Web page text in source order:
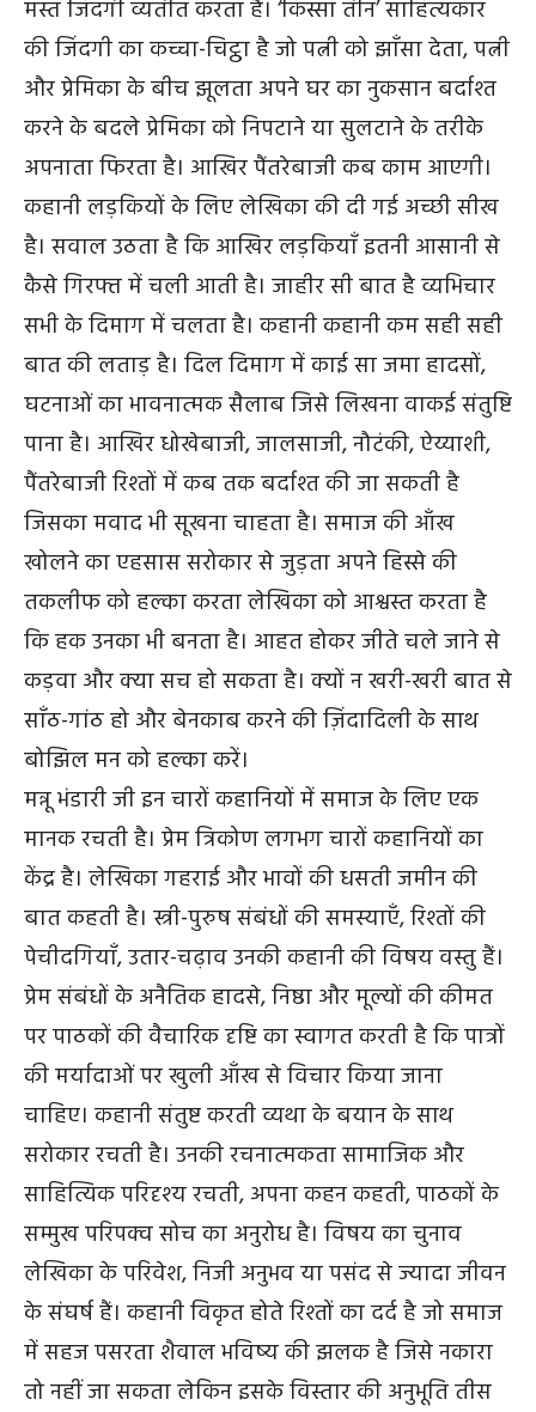
मस्त जिंदगी व्यतीत करता है। ‘किस्सा तीन’ साहित्यकार
की जिंदगी का कच्चा-चिट्ठा है जो पत्नी को झाँसा देता, पत्नी
और प्रेमिका के बीच झूलता अपने घर का नुकसान बर्दाश्त
करने के बदले प्रेमिका को निपटाने या सुलटाने के तरीके
अपनाता फिरता है। आखिर पैंतरेबाजी कब काम आएगी।
कहानी लड़कियों के लिए लेखिका की दी गई अच्छी सीख
है। सवाल उठता है कि आखिर लड़कियाँ इतनी आसानी से
कैसे गिरफ्त में चली आती है। जाहीर सी बात है व्यभिचार
सभी के दिमाग में चलता है। कहानी कहानी कम सही सही
बात की लताड़ है। दिल दिमाग में काई सा जमा हादसों,
घटनाओं का भावनात्मक सैलाब जिसे लिखना वाकई संतुष्टि
पाना है। आखिर धोखेबाजी, जालसाजी, नौटंकी, ऐय्याशी,
पैंतरेबाजी रिश्तों में कब तक बर्दाश्त की जा सकती है
जिसका मवाद भी सूखना चाहता है। समाज की आँख
खोलने का एहसास सरोकार से जुड़ता अपने हिस्से की
तकलीफ को हल्का करता लेखिका को आश्वस्त करता है
कि हक उनका भी बनता है। आहत होकर जीते चले जाने से
कड़वा और क्या सच हो सकता है। क्यों न खरी-खरी बात से
साँठ-गांठ हो और बेनकाब करने की ज़िंदादिली के साथ
बोझिल मन को हल्का करें।
मन्नू भंडारी जी इन चारों कहानियों में समाज के लिए एक
मानक रचती है। प्रेम त्रिकोण लगभग चारों कहानियों का
केंद्र है। लेखिका गहराई और भावों की धसती जमीन की
बात कहती है। स्त्री-पुरुष संबंधों की समस्याएँ, रिश्तों की
पेचीदगियाँ, उतार-चढ़ाव उनकी कहानी की विषय वस्तु हैं।
प्रेम संबंधों के अनैतिक हादसे, निष्ठा और मूल्यों की कीमत
पर पाठकों की वैचारिक दृष्टि का स्वागत करती है कि पात्रों
की मर्यादाओं पर खुली आँख से विचार किया जाना
चाहिए। कहानी संतुष्ट करती व्यथा के बयान के साथ
सरोकार रचती है। उनकी रचनात्मकता सामाजिक और
साहित्यिक परिदृश्य रचती, अपना कहन कहती, पाठकों के
सम्मुख परिपक्व सोच का अनुरोध है। विषय का चुनाव
लेखिका के परिवेश, निजी अनुभव या पसंद से ज्यादा जीवन
के संघर्ष हैं। कहानी विकृत होते रिश्तों का दर्द है जो समाज
में सहज पसरता शैवाल भविष्य की झलक है जिसे नकारा
तो नहीं जा सकता लेकिन इसके विस्तार की अनुभूति तीस